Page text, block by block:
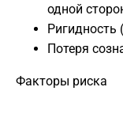
одной
​Потеря
​Факторы риска